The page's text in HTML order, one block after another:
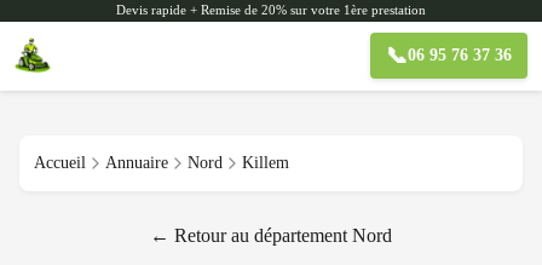
Devis rapide + Remise de 20% sur votre 1ère prestation
📞06 95 76 37 36
Accueil Annuaire Nord Killem
← Retour au département Nord